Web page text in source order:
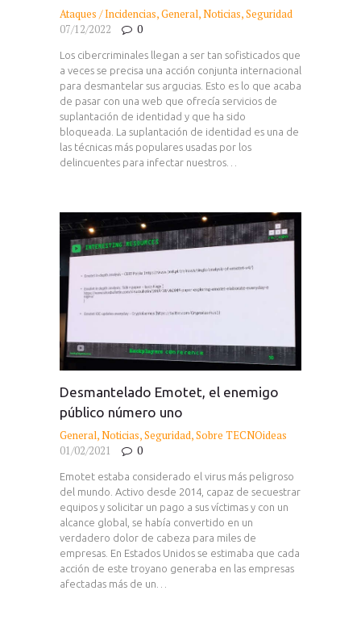
Ataques / Incidencias,General,Noticias,Seguridad
07/12/2022
0
Los cibercriminales llegan a ser tan sofisticados que
a veces se precisa una acción conjunta internacional
para desmantelar sus argucias. Esto es lo que acaba
de pasar con una web que ofrecía servicios de
suplantación de identidad y que ha sido
bloqueada. La suplantación de identidad es una de
las técnicas más populares usadas por los
delincuentes para infectar nuestros…
Desmantelado Emotet, el enemigo
público número uno
General,Noticias,Seguridad,Sobre TECNOideas
01/02/2021
0
Emotet estaba considerado el virus más peligroso
del mundo. Activo desde 2014, capaz de secuestrar
equipos y solicitar un pago a sus víctimas y con un
alcance global, se había convertido en un
verdadero dolor de cabeza para miles de
empresas. En Estados Unidos se estimaba que cada
acción de este troyano generaba en las empresas
afectadas más de un…